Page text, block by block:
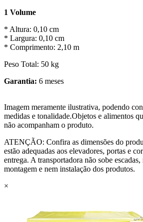
1 Volume
* Altura: 0,10 cm
* Largura: 0,10 cm
* Comprimento: 2,10 m
Peso Total: 50 kg
Garantia: 6 meses
Imagem meramente ilustrativa, podendo
medidas e tonalidade.Objetos e alimentos
não acompanham o produto.
ATENÇÃO: Confira as dimensões do
estão adequadas aos elevadores, portas e
entrega. A transportadora não sobe
montagem e nem instalação dos produtos.
×